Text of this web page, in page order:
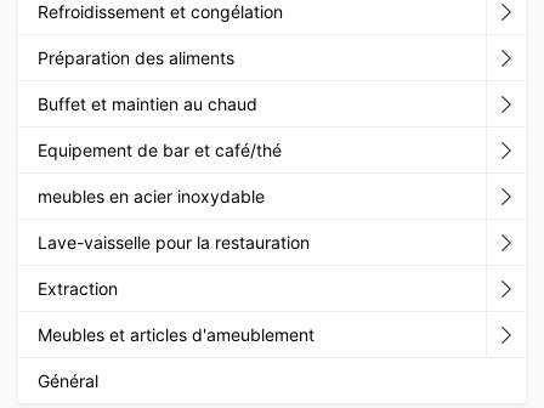
Refroidissement et congélation
Préparation des aliments
Buffet et maintien au chaud
Equipement de bar et café/thé
meubles en acier inoxydable
Lave-vaisselle pour la restauration
Extraction
Meubles et articles d'ameublement
Général